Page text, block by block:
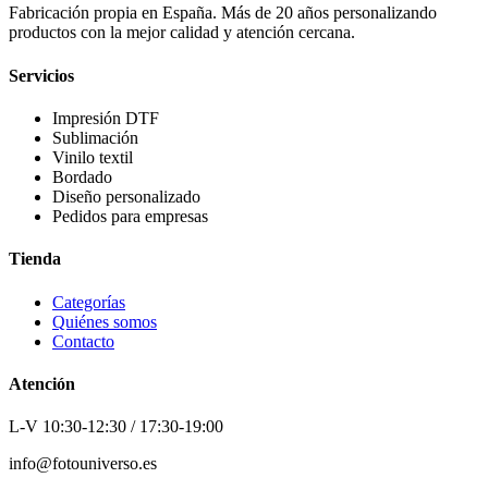
Fabricación propia en España. Más de 20 años personalizando
productos con la mejor calidad y atención cercana.
Servicios
Impresión DTF
Sublimación
Vinilo textil
Bordado
Diseño personalizado
Pedidos para empresas
Tienda
Categorías
Quiénes somos
Contacto
Atención
L-V 10:30-12:30 / 17:30-19:00
info@fotouniverso.es